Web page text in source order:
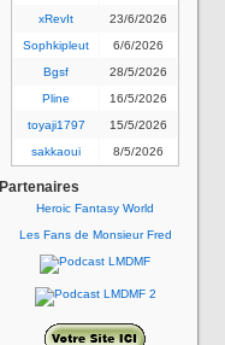
xRevIt
23/6/2026
Sophkipleut
6/6/2026
Bgsf
28/5/2026
Pline
16/5/2026
toyaji1797
15/5/2026
sakkaoui
8/5/2026
Partenaires
Heroic Fantasy World
Les Fans de Monsieur Fred